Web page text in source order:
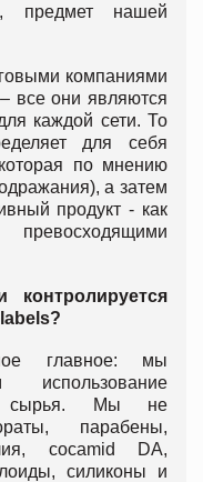
предмет нашей
компаниями
– все они являются
каждой сети. То
для себя
по мнению
а затем
продукт - как
labels?
главное: мы
использование
сырья. Мы не
парабены,
cocamid DA,
силиконы и